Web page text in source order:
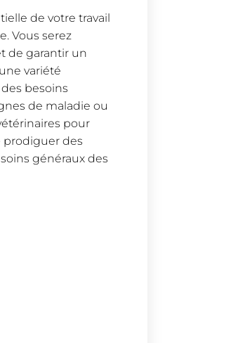
de votre travail
Vous serez
de garantir un
variété
besoins
de maladie ou
pour
prodiguer des
généraux des